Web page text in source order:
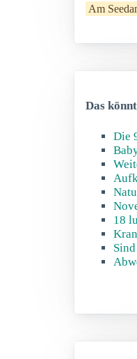
Am
Das
Die
18